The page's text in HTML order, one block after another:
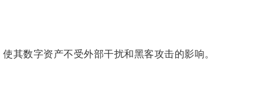
数字资产不受外部干扰和黑客攻击的影响。